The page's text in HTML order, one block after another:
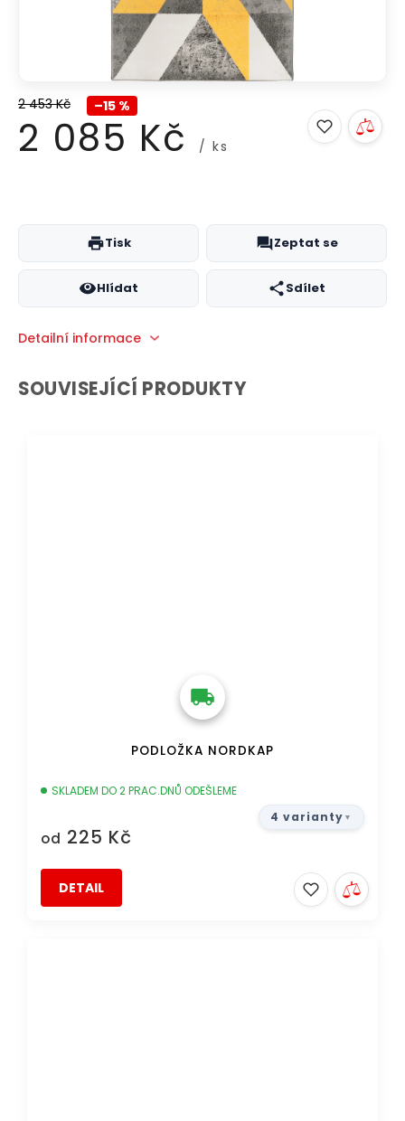
2 453 Kč –15 %
2 085 Kč / ks
Tisk Zeptat se
Hlídat Sdílet
Detailní informace
SOUVISEJÍCÍ PRODUKTY
PODLOŽKA NORDKAP
SKLADEM DO 2 PRAC.DNŮ ODEŠLEME
od 225 Kč
DETAIL
4 varianty